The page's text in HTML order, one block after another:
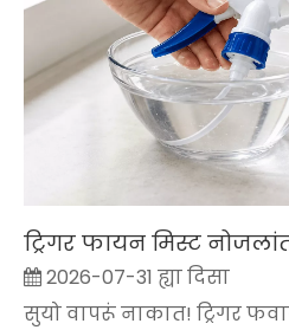
2026-07-31 ह्या दिसा
सुयो वापरूं नाकात! ट्रिगर